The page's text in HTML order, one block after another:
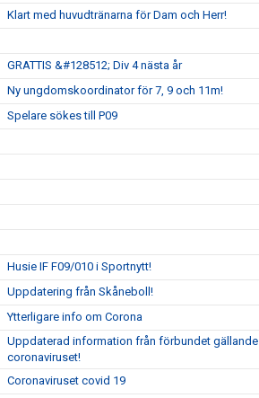
Klart med huvudtränarna för Dam och Herr!
GRATTIS &#128512; Div 4 nästa år
Ny ungdomskoordinator för 7, 9 och 11m!
Spelare sökes till P09
Husie IF F09/010 i Sportnytt!
Uppdatering från Skåneboll!
Ytterligare info om Corona
Uppdaterad information från förbundet gällande
coronaviruset!
Coronaviruset covid 19